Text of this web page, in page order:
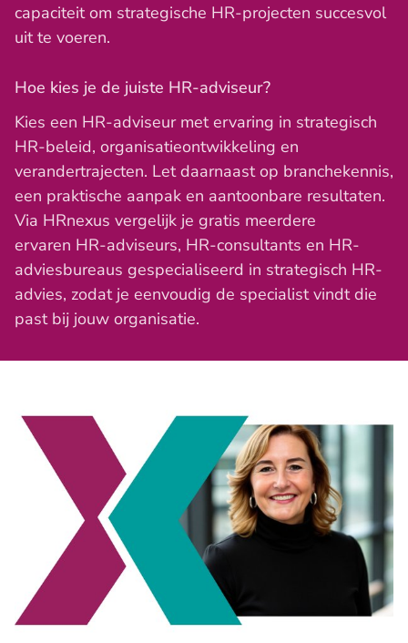
capaciteit om strategische HR-projecten succesvol
uit te voeren.
Hoe kies je de juiste HR-adviseur?
Kies een HR-adviseur met ervaring in strategisch
HR-beleid, organisatieontwikkeling en
verandertrajecten. Let daarnaast op branchekennis,
een praktische aanpak en aantoonbare resultaten.
Via HRnexus vergelijk je gratis meerdere
ervaren HR-adviseurs, HR-consultants en HR-
adviesbureaus gespecialiseerd in strategisch HR-
advies, zodat je eenvoudig de specialist vindt die
past bij jouw organisatie.